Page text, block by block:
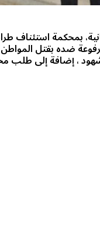
بمحكمة استئناف
في القضية رقم 877/2005
، إضافة إلى طلب